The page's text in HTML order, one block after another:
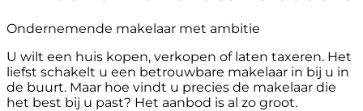
Ondernemende makelaar met ambitie
U wilt een huis kopen, verkopen of laten taxeren. Het
liefst schakelt u een betrouwbare makelaar in bij u in
de buurt. Maar hoe vindt u precies de makelaar die
het best bij u past? Het aanbod is al zo groot.